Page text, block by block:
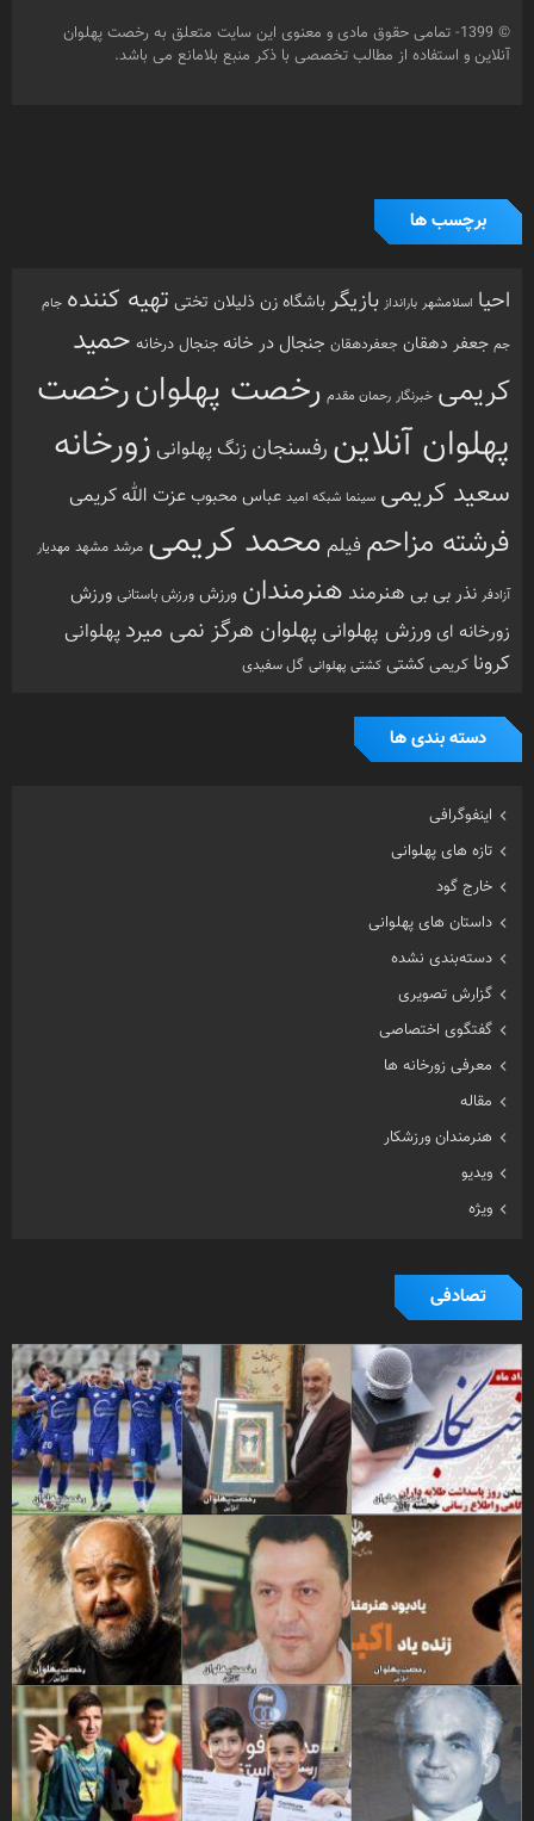
© 1399- تمامی حقوق مادی و معنوی این سایت متعلق به رخصت پهلوان
آنلاین و استفاده از مطالب تخصصی با ذکر منبع بلامانع می باشد.
برچسب ها
احیا اسلامشهر بارانداز بازیگرباشگاه زن ذلیلان تختی تهیه کننده جام
جم جعفر دهقان جعفردهقان جنجال در خانه جنجال درخانه حمید
کریمی خبرنگار رحمان مقدم رخصت پهلوانرخصت
پهلوان آنلاین رفسنجان زنگ پهلوانی زورخانه
سعید کریمی سینما شبکه امید عباس محبوبعزت الله کریمی
فرشته مزاحمفیلم محمد کریمی مرشد مشهد مهدیار
آزادفر نذر بی بی هنرمند هنرمندان ورزش ورزش باستانی ورزش
زورخانه ای ورزش پهلوانی پهلوان هرگز نمی میرد پهلوانی
کرونا کریمی کشتی کشتی پهلوانی گل سفیدی
دسته بندی ها
اینفوگرافی
تازه های پهلوانی
خارج گود
داستان های پهلوانی
دسته‌بندی نشده
گزارش تصویری
گفتگوی اختصاصی
معرفی زورخانه ها
مقاله
هنرمندان ورزشکار
ویدیو
ویژه
تصادفی